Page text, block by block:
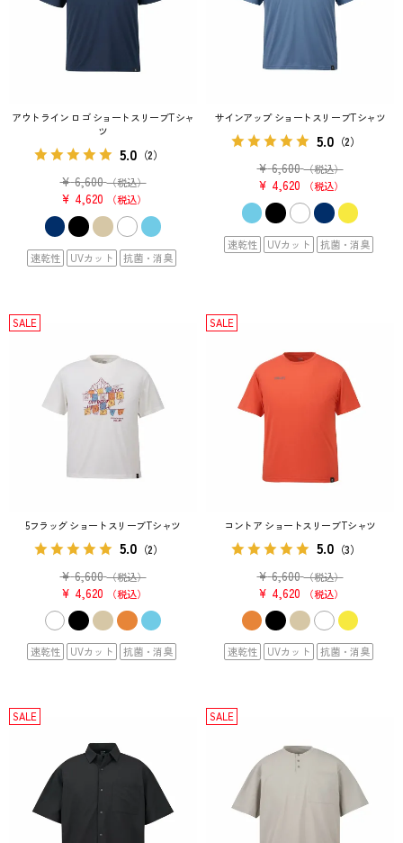
アウトライン ロゴ ショートスリーブTシャ
ツ
5.0 （2）
¥ 6,600 （税込）
¥ 4,620 税込
速乾性 UVカット 抗菌・消臭
サインアップ ショートスリーブTシャツ
5.0 （2）
¥ 6,600 （税込）
¥ 4,620 税込
速乾性 UVカット 抗菌・消臭
5フラッグ ショートスリーブTシャツ
5.0 （2）
¥ 6,600 （税込）
¥ 4,620 税込
SALE
速乾性 UVカット 抗菌・消臭
コントア ショートスリーブTシャツ
5.0 （3）
¥ 6,600 （税込）
¥ 4,620 税込
SALE
速乾性 UVカット 抗菌・消臭
SALE SALE